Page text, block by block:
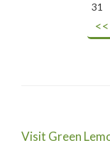
<<
31
Visit Green